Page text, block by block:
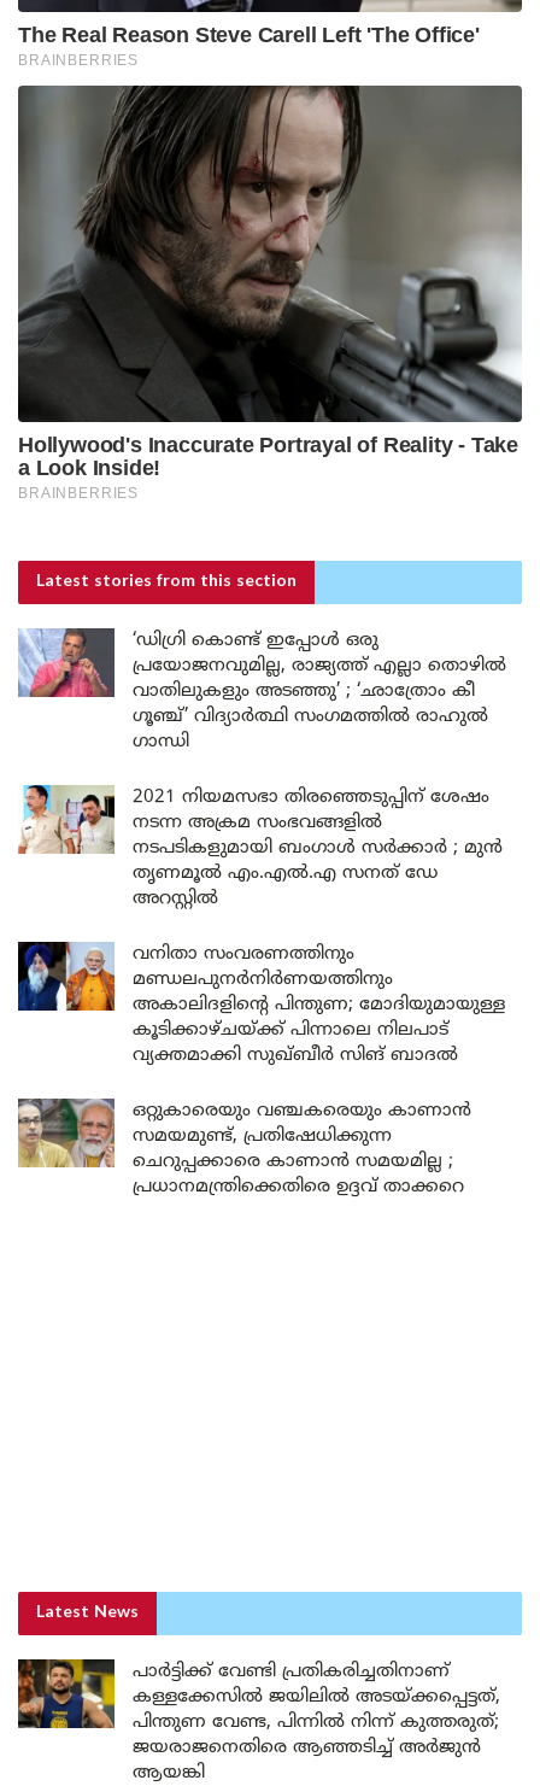
Latest stories from this section
‘ഡിഗ്രി കൊണ്ട് ഇപ്പോൾ ഒരു
പ്രയോജനവുമില്ല, രാജ്യത്ത് എല്ലാ തൊഴിൽ
വാതിലുകളും അടഞ്ഞു’ ; ‘ഛാത്രോം കീ
ഗൂഞ്ച്’ വിദ്യാർത്ഥി സംഗമത്തിൽ രാഹുൽ
ഗാന്ധി
2021 നിയമസഭാ തിരഞ്ഞെടുപ്പിന് ശേഷം
നടന്ന അക്രമ സംഭവങ്ങളിൽ
നടപടികളുമായി ബംഗാൾ സർക്കാർ ; മുൻ
തൃണമൂൽ എം.എൽ.എ സനത് ഡേ
അറസ്റ്റിൽ
വനിതാ സംവരണത്തിനും
മണ്ഡലപുനർനിർണയത്തിനും
അകാലിദളിന്റെ പിന്തുണ; മോദിയുമായുള്ള
കൂടിക്കാഴ്ചയ്ക്ക് പിന്നാലെ നിലപാട്
വ്യക്തമാക്കി സുഖ്ബീർ സിങ് ബാദൽ
ഒറ്റുകാരെയും വഞ്ചകരെയും കാണാൻ
സമയമുണ്ട്, പ്രതിഷേധിക്കുന്ന
ചെറുപ്പക്കാരെ കാണാൻ സമയമില്ല ;
പ്രധാനമന്ത്രിക്കെതിരെ ഉദ്ദവ് താക്കറെ
Latest News
പാർട്ടിക്ക് വേണ്ടി പ്രതികരിച്ചതിനാണ്
കള്ളക്കേസിൽ ജയിലിൽ അടയ്ക്കപ്പെട്ടത്,
പിന്തുണ വേണ്ട, പിന്നിൽ നിന്ന് കുത്തരുത്;
ജയരാജനെതിരെ ആഞ്ഞടിച്ച് അർജുൻ
ആയങ്കി